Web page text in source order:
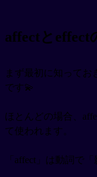
affectとeffect
まず最初に知って
です💫
ほとんどの場合、
て使われます。
「affect」は動詞で